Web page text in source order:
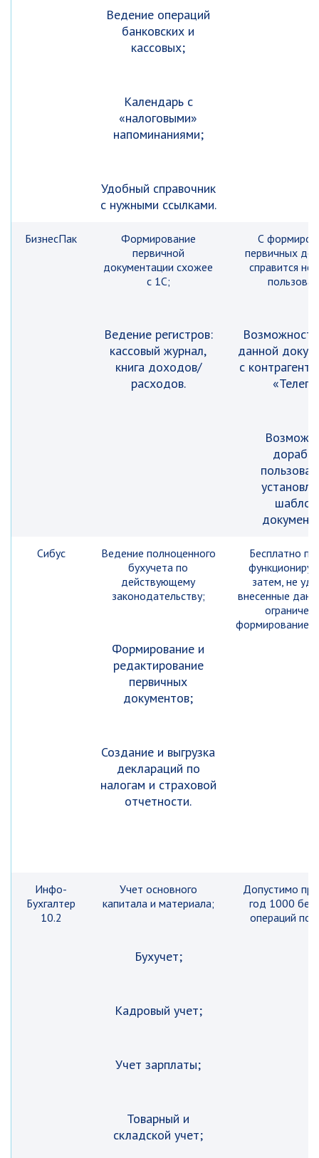
Ведение операций
банковских и
кассовых;
Календарь с
«налоговыми»
напоминаниями;
Удобный справочник
с нужными ссылками.
БизнесПак
Формирование
первичной
документации схожее
с 1С;
Ведение регистров:
кассовый журнал,
книга доходов/
расходов.
С
первичных
справится
данной
с
Сибус
Ведение полноценного
бухучета по
действующему
законодательству;
Формирование и
редактирование
первичных
документов;
Создание и выгрузка
деклараций по
налогам и страховой
отчетности.
Бесплатно
затем, не
внесенные
формирование
Инфо-
Бухгалтер
10.2
Учет основного
капитала и материала;
Бухучет;
Кадровый учет;
Учет зарплаты;
Товарный и
складской учет;
Допустимо
год 1000
операций по